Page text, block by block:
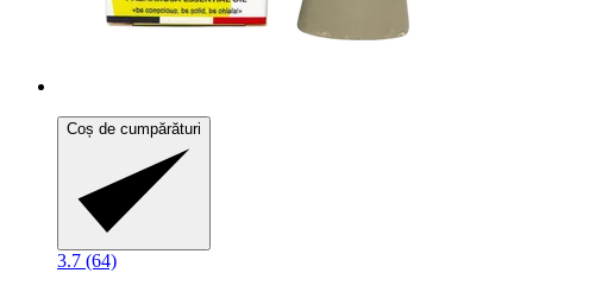
Coș de cumpărături
3.7 (64)